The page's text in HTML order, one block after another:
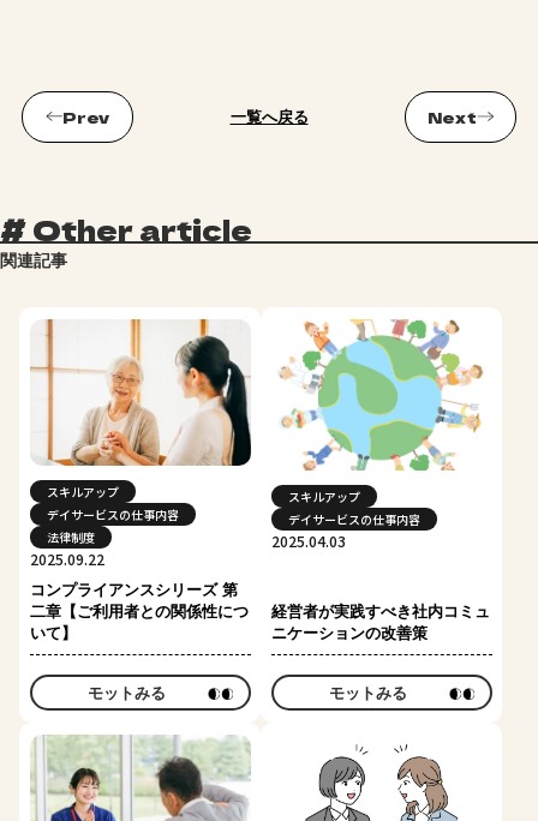
一覧へ戻る
#Other article
関連記事
スキルアップ
デイサービスの仕事内容
法律制度
2025.09.22
コンプライアンスシリーズ 第
二章【ご利用者との関係性につ
いて】
モットみる
スキルアップ
デイサービスの仕事内容
2025.04.03
経営者が実践すべき社内コミュ
ニケーションの改善策
モットみる